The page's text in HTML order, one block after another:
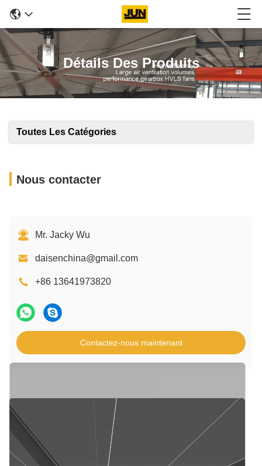
Détails Des Produits
Toutes Les Catégories
Nous contacter
Mr. Jacky Wu
daisenchina@gmail.com
+86 13641973820
Contactez-nous maintenant